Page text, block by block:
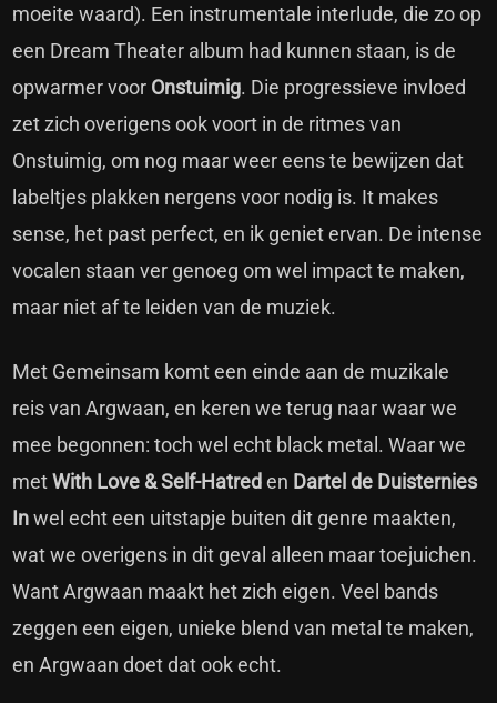
moeite waard). Een instrumentale interlude, die zo op
een Dream Theater album had kunnen staan, is de
opwarmer voor Onstuimig. Die progressieve invloed
zet zich overigens ook voort in de ritmes van
Onstuimig, om nog maar weer eens te bewijzen dat
labeltjes plakken nergens voor nodig is. It makes
sense, het past perfect, en ik geniet ervan. De intense
vocalen staan ver genoeg om wel impact te maken,
maar niet af te leiden van de muziek.
Met Gemeinsam komt een einde aan de muzikale
reis van Argwaan, en keren we terug naar waar we
mee begonnen: toch wel echt black metal. Waar we
metWith Love & Self-Hatreden Dartel de Duisternies
Inwel echt een uitstapje buiten dit genre maakten,
wat we overigens in dit geval alleen maar toejuichen.
Want Argwaan maakt het zich eigen. Veel bands
zeggen een eigen, unieke blend van metal te maken,
en Argwaan doet dat ook echt.